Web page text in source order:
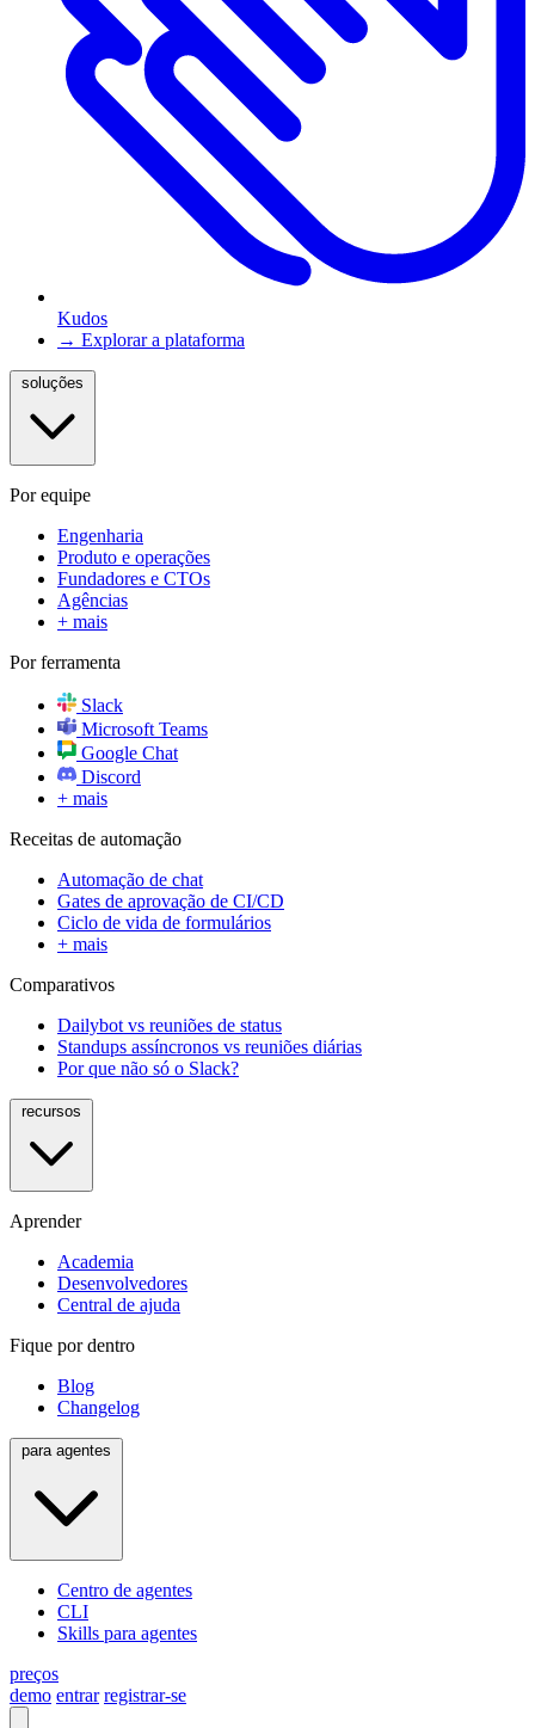
Kudos
→ Explorar a plataforma
Por equipe
Engenharia
Produto e operações
Fundadores e CTOs
Agências
+ mais
Por ferramenta
Slack
Microsoft Teams
Google Chat
Discord
+ mais
Receitas de automação
Automação de chat
Gates de aprovação de CI/CD
Ciclo de vida de formulários
+ mais
Comparativos
Dailybot vs reuniões de status
Standups assíncronos vs reuniões diárias
Por que não só o Slack?
Aprender
Academia
Desenvolvedores
Central de ajuda
Fique por dentro
Blog
Changelog
Centro de agentes
CLI
Skills para agentes
preços
demo entrar registrar-se